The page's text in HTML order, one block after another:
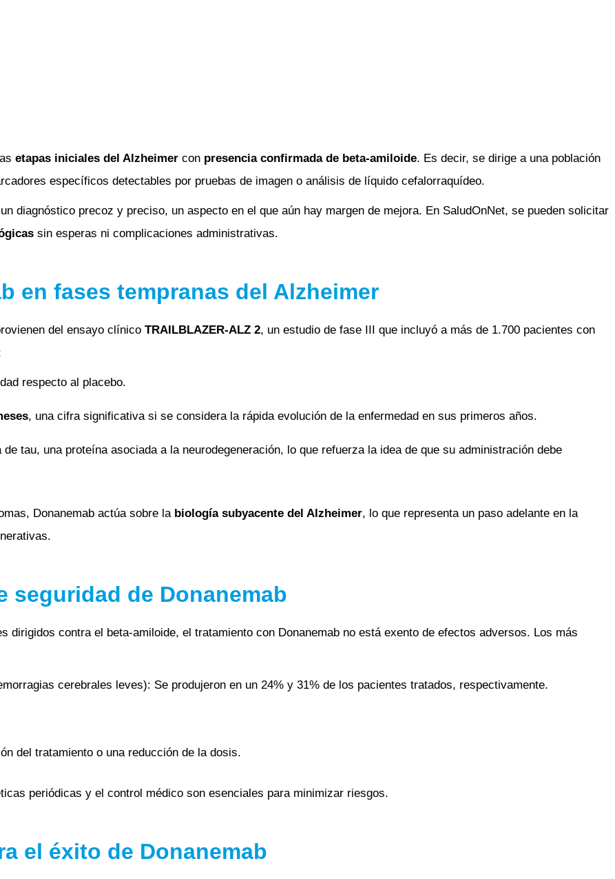
etapas iniciales del Alzheimer con presencia confirmada de beta-amiloide. Es decir, se dirige a una población
específicos detectables por pruebas de imagen o análisis de líquido cefalorraquídeo.
diagnóstico precoz y preciso, un aspecto en el que aún hay margen de mejora. En SaludOnNet, se pueden solicitar
sin esperas ni complicaciones administrativas.
en fases tempranas del Alzheimer
del ensayo clínico TRAILBLAZER-ALZ 2, un estudio de fase III que incluyó a más de 1.700 pacientes con
respecto al placebo.
, una cifra significativa si se considera la rápida evolución de la enfermedad en sus primeros años.
tau, una proteína asociada a la neurodegeneración, lo que refuerza la idea de que su administración debe
Donanemab actúa sobre la biología subyacente del Alzheimer, lo que representa un paso adelante en la
seguridad de Donanemab
dirigidos contra el beta-amiloide, el tratamiento con Donanemab no está exento de efectos adversos. Los más
cerebrales leves): Se produjeron en un 24% y 31% de los pacientes tratados, respectivamente.
del tratamiento o una reducción de la dosis.
periódicas y el control médico son esenciales para minimizar riesgos.
el éxito de Donanemab